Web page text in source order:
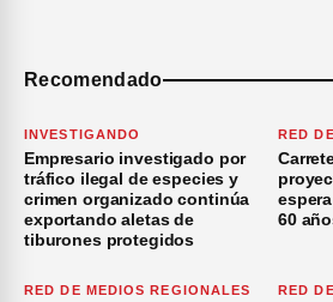
Recomendado
INVESTIGANDO
Empresario investigado por
tráfico ilegal de especies y
crimen organizado continúa
exportando aletas de
tiburones protegidos
RED
60
RED DE MEDIOS REGIONALES RED